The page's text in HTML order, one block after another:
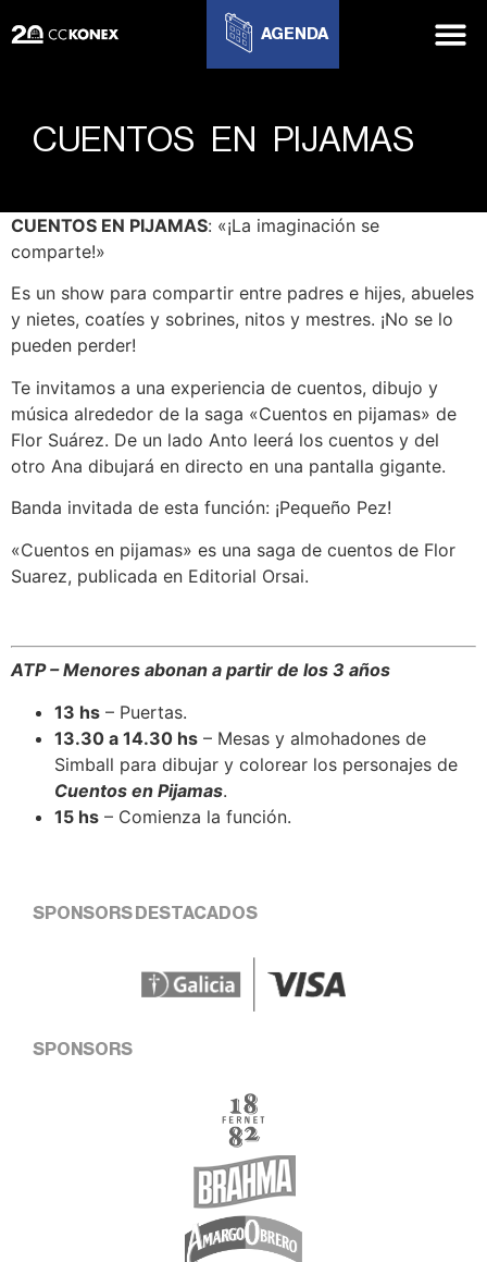
AGENDA
CUENTOS EN PIJAMAS
CUENTOS EN PIJAMAS: «¡La imaginación se
comparte!»
Es un show para compartir entre padres e hijes, abueles
y nietes, coatíes y sobrines, nitos y mestres. ¡No se lo
pueden perder!
Te invitamos a una experiencia de cuentos, dibujo y
música alrededor de la saga «Cuentos en pijamas» de
Flor Suárez. De un lado Anto leerá los cuentos y del
otro Ana dibujará en directo en una pantalla gigante.
Banda invitada de esta función: ¡Pequeño Pez!
«Cuentos en pijamas» es una saga de cuentos de Flor
Suarez, publicada en Editorial Orsai.
ATP – Menores abonan a partir de los 3 años
13 hs – Puertas.
13.30 a 14.30 hs – Mesas y almohadones de
Simball para dibujar y colorear los personajes de
Cuentos en Pijamas.
15 hs – Comienza la función.
SPONSORS DESTACADOS
SPONSORS